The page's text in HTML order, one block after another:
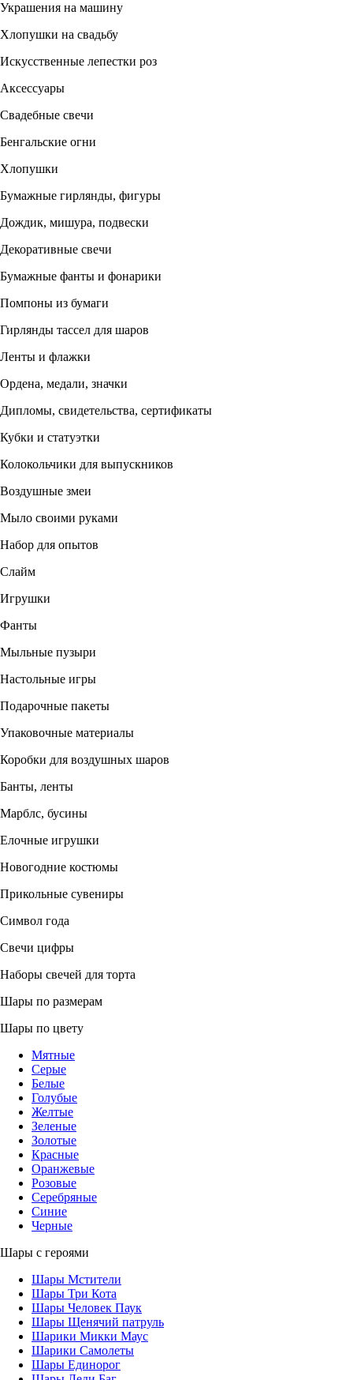
Украшения на машину
Хлопушки на свадьбу
Искусственные лепестки роз
Аксессуары
Свадебные свечи
Бенгальские огни
Хлопушки
Бумажные гирлянды, фигуры
Дождик, мишура, подвески
Декоративные свечи
Бумажные фанты и фонарики
Помпоны из бумаги
Гирлянды тассел для шаров
Ленты и флажки
Ордена, медали, значки
Дипломы, свидетельства, сертификаты
Кубки и статуэтки
Колокольчики для выпускников
Воздушные змеи
Мыло своими руками
Набор для опытов
Слайм
Игрушки
Фанты
Мыльные пузыри
Настольные игры
Подарочные пакеты
Упаковочные материалы
Коробки для воздушных шаров
Банты, ленты
Марблс, бусины
Елочные игрушки
Новогодние костюмы
Прикольные сувениры
Символ года
Свечи цифры
Наборы свечей для торта
Шары по размерам
Шары по цвету
Мятные
Серые
Белые
Голубые
Желтые
Зеленые
Золотые
Красные
Оранжевые
Розовые
Серебряные
Синие
Черные
Шары с героями
Шары Мстители
Шары Три Кота
Шары Человек Паук
Шары Щенячий патруль
Шарики Микки Маус
Шарики Самолеты
Шары Единорог